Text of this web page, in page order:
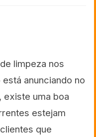
limpeza nos
anunciando no
existe uma boa
estejam
que